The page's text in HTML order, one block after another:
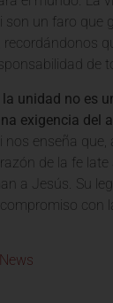
son un faro que
recordándonos
de
unidad no es
exigencia del
nos enseña que,
de la fe
a Jesús. Su
con